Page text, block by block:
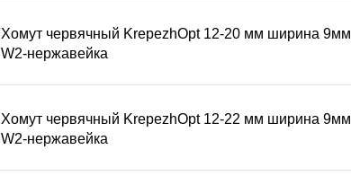
Хомут червячный KrepezhOpt 12-20 мм ширина 9мм
W2-нержавейка
Хомут червячный KrepezhOpt 12-22 мм ширина 9мм
W2-нержавейка